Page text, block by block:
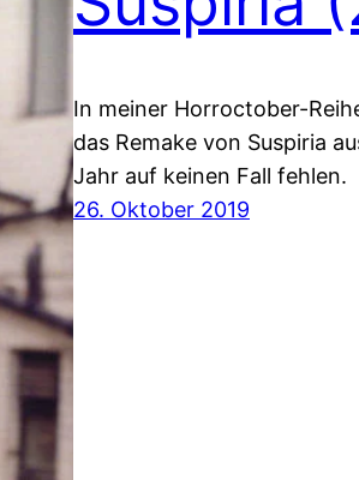
In meiner Horroctober-
das Remake von Suspiria
Jahr auf keinen Fall fehlen.
26. Oktober 2019